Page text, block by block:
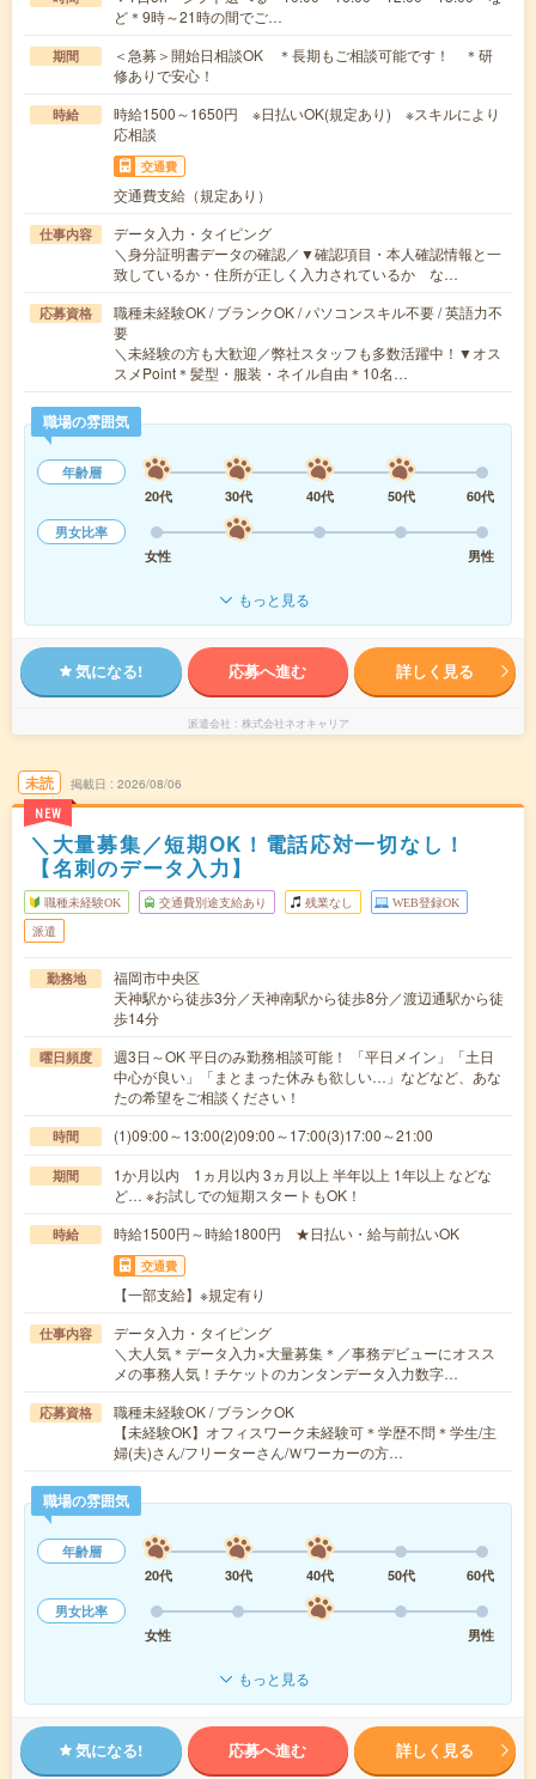
ど＊9時～21時の間でご…
期間
＜急募＞開始日相談OK ＊長期もご相談可能です！ ＊研
修ありで安心！
時給
時給1500～1650円 ※日払いOK(規定あり) ※スキルにより
応相談
交通費
交通費支給（規定あり）
仕事内容
データ入力・タイピング
＼身分証明書データの確認／▼確認項目・本人確認情報と一
致しているか・住所が正しく入力されているか な…
応募資格
職種未経験OK / ブランクOK / パソコンスキル不要 / 英語力不
要
＼未経験の方も大歓迎／弊社スタッフも多数活躍中！▼オス
スメPoint＊髪型・服装・ネイル自由＊10名…
職場の雰囲気
年齢層
20代
30代 40代 50代
60代
男女比率
女性
男性
もっと見る
気になる! 応募へ進む 詳しく見る
派遣会社 株式会社ネオキャリア
未読
NEW
掲載日 2026/08/06
＼大量募集／短期OK！電話応対一切なし！
【名刺のデータ入力】
職種未経験OK 交通費別途支給あり 残業なし WEB登録OK
派遣
勤務地
福岡市中央区
天神駅から徒歩3分／天神南駅から徒歩8分／渡辺通駅から徒
歩14分
曜日頻度
週3日～OK 平日のみ勤務相談可能！ 「平日メイン」「土日
中心が良い」「まとまった休みも欲しい…」などなど、あな
たの希望をご相談ください！
時間 (1)09:00～13:00(2)09:00～17:00(3)17:00～21:00
期間
1か月以内 1ヵ月以内 3ヵ月以上 半年以上 1年以上 などな
ど… ※お試しでの短期スタートもOK！
時給 時給1500円～時給1800円 ★日払い・給与前払いOK
交通費
【一部支給】※規定有り
仕事内容
データ入力・タイピング
＼大人気＊データ入力×大量募集＊／事務デビューにオスス
メの事務人気！チケットのカンタンデータ入力数字…
応募資格
職種未経験OK / ブランクOK
【未経験OK】オフィスワーク未経験可＊学歴不問＊学生/主
婦(夫)さん/フリーターさん/Ｗワーカーの方…
職場の雰囲気
年齢層
20代
30代 40代 50代
60代
男女比率
女性
男性
もっと見る
気になる! 応募へ進む 詳しく見る